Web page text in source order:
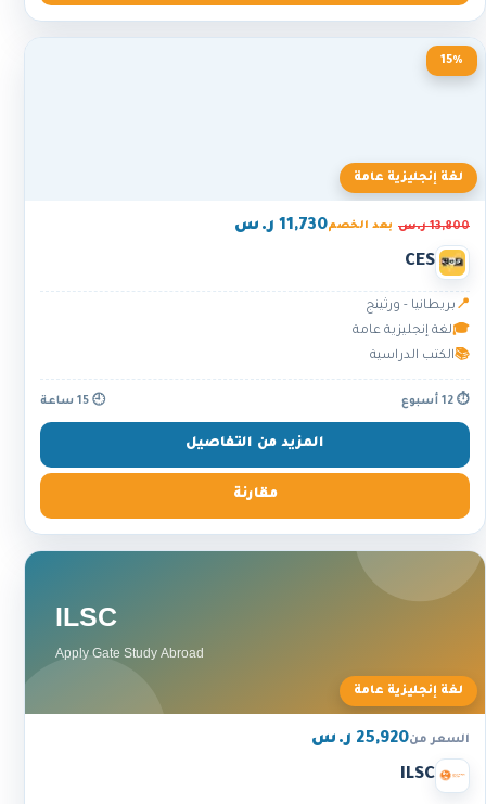
15%
لغة إنجليزية عامة
13,800 ر.س بعد الخصم11,730 ر.س
CES
📍 بريطانيا - ورثينج
🎓لغة إنجليزية عامة
📚الكتب الدراسية
⏱ 12 أسبوع 🕘 15 ساعة
المزيد من التفاصيل
مقارنة
لغة إنجليزية عامة
السعر من25,920 ر.س
ILSC